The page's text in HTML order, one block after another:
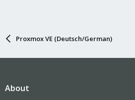
Proxmox VE (Deutsch/German)
About